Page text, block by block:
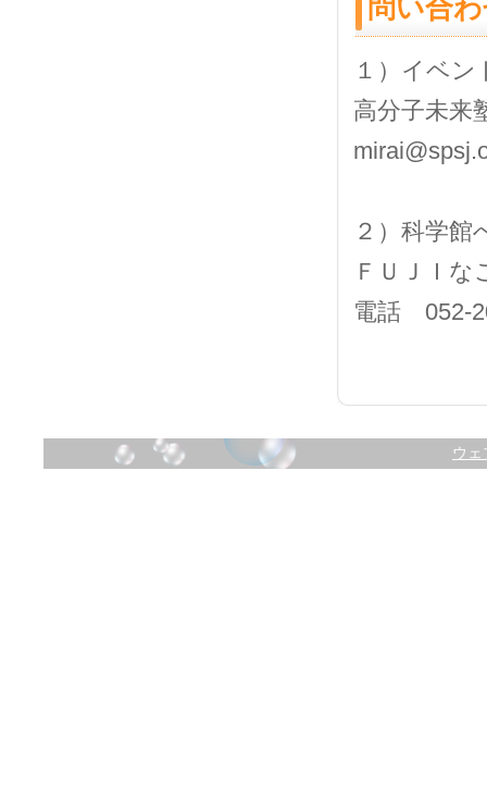
問い合
１）イベ
高分子未来
２）科学館
ＦＵＪＩ
電話 052-
ウ